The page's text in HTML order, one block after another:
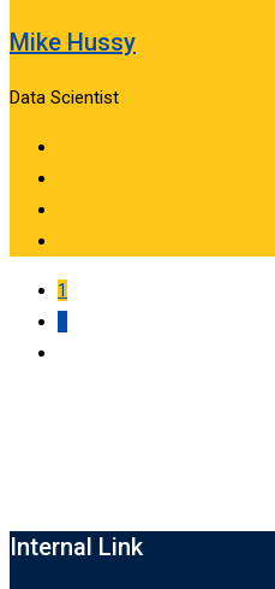
Mike Hussy
Data Scientist
1
Internal Link